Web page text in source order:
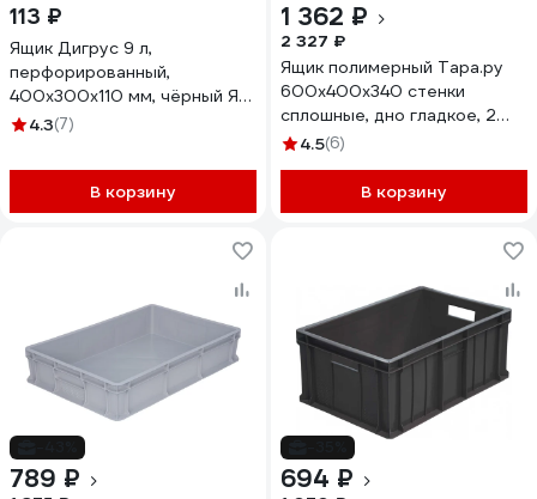
113 ₽
Ящик Дигрус 9 л,
перфорированный,
400x300x110 мм, чёрный Я/
ПЕР-9-Ч/Д
4.3(7)
В корзину
1 362 ₽
2 327 ₽
Ящик полимерный Тара.ру
600х400х340 стенки
сплошные, дно гладкое, 2
открытые ручки, цв. серый
4.5(6)
В корзину
789 ₽ 694 ₽